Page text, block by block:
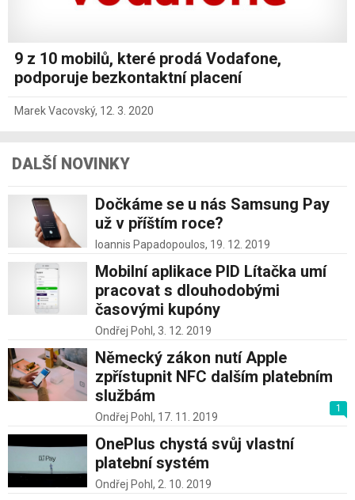
9 z 10 mobilů, které prodá Vodafone,
podporuje bezkontaktní placení
Marek Vacovský, 12. 3. 2020
DALŠÍ NOVINKY
Dočkáme se u nás Samsung Pay
už v příštím roce?
Ioannis Papadopoulos, 19. 12. 2019
Mobilní aplikace PID Lítačka umí
pracovat s dlouhodobými
časovými kupóny
Ondřej Pohl, 3. 12. 2019
Německý zákon nutí Apple
zpřístupnit NFC dalším platebním
službám
1
Ondřej Pohl, 17. 11. 2019
OnePlus chystá svůj vlastní
platební systém
Ondřej Pohl, 2. 10. 2019